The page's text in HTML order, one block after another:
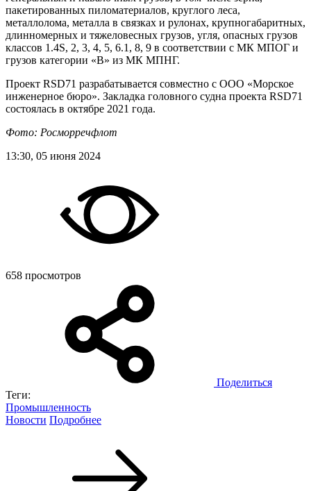
пакетированных пиломатериалов, круглого леса,
металлолома, металла в связках и рулонах, крупногабаритных,
длинномерных и тяжеловесных грузов, угля, опасных грузов
классов 1.4S, 2, 3, 4, 5, 6.1, 8, 9 в соответствии с МК МПОГ и
грузов категории «В» из МК МПНГ.
Проект RSD71 разрабатывается совместно с ООО «Морское
инженерное бюро». Закладка головного судна проекта RSD71
состоялась в октябре 2021 года.
Фото: Росморречфлот
13:30, 05 июня 2024
658 просмотров
Поделиться
Теги:
Промышленность
Новости Подробнее